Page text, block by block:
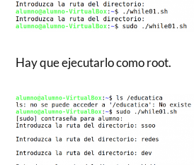
Hay que ejecutarlo como root.